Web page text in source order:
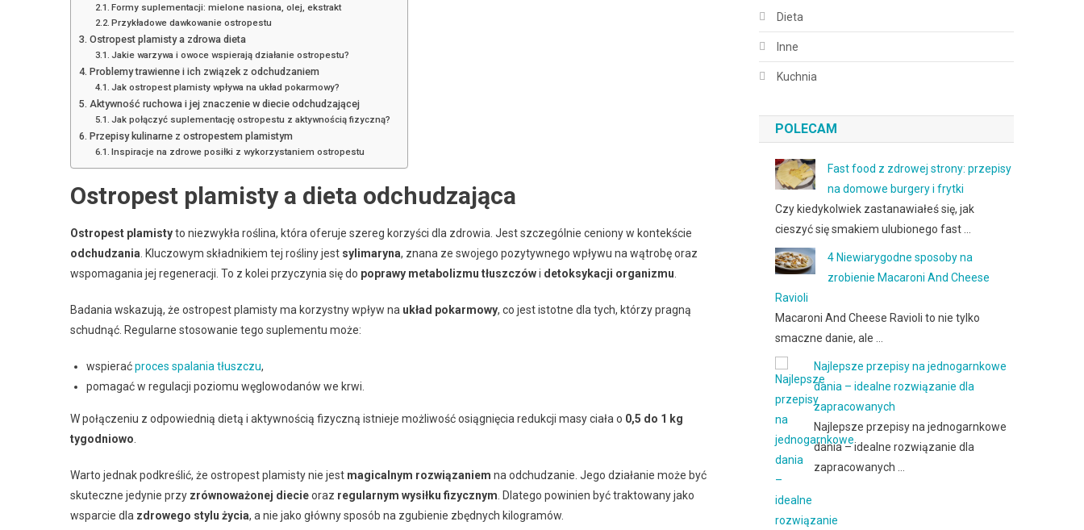
Formy suplementacji: mielone nasiona, olej, ekstrakt
Przykładowe dawkowanie ostropestu
Ostropest plamisty a zdrowa dieta
Jakie warzywa i owoce wspierają działanie ostropestu?
Problemy trawienne i ich związek z odchudzaniem
Jak ostropest plamisty wpływa na układ pokarmowy?
Aktywność ruchowa i jej znaczenie w diecie odchudzającej
Jak połączyć suplementację ostropestu z aktywnością fizyczną?
Przepisy kulinarne z ostropestem plamistym
Inspiracje na zdrowe posiłki z wykorzystaniem ostropestu
Ostropest plamisty a dieta odchudzająca
Ostropest plamistyto niezwykła roślina, która oferuje szereg korzyści dla zdrowia. Jest szczególnie ceniony w kontekście
odchudzania . Kluczowym składnikiem tej rośliny jest sylimaryna, znana ze swojego pozytywnego wpływu na wątrobę oraz
wspomagania jej regeneracji. To z kolei przyczynia się do poprawy metabolizmu tłuszczówi detoksykacji organizmu
Badania wskazują, że ostropest plamisty ma korzystny wpływ na układ pokarmowy, co jest istotne dla tych, którzy pragną
schudnąć. Regularne stosowanie tego suplementu może:
wspieraćproces spalania tłuszczu,
pomagać w regulacji poziomu węglowodanów we krwi.
W połączeniu z odpowiednią dietą i aktywnością fizyczną istnieje możliwość osiągnięcia redukcji masy ciała o 0,5 do 1 kg
tygodniowo
Warto jednak podkreślić, że ostropest plamisty nie jest magicalnym rozwiązaniem na odchudzanie. Jego działanie może być
skuteczne jedynie przy zrównoważonej diecieoraz regularnym wysiłku fizycznym . Dlatego powinien być traktowany jako
wsparcie dla zdrowego stylu życia, a nie jako główny sposób na zgubienie zbędnych kilogramów.
Dieta
Inne
Kuchnia
POLECAM
Fast food z zdrowej strony: przepisy
na domowe burgery i frytki
Czy kiedykolwiek zastanawiałeś się, jak
cieszyć się smakiem ulubionego fast …
4 Niewiarygodne sposoby na
zrobienie Macaroni And Cheese
Ravioli
Macaroni And Cheese Ravioli to nie tylko
smaczne danie, ale …
Najlepsze przepisy na jednogarnkowe
dania – idealne rozwiązanie dla
zapracowanych
Najlepsze przepisy na jednogarnkowe
dania – idealne rozwiązanie dla
zapracowanych …